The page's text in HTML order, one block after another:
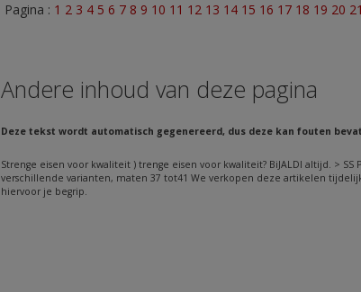
Pagina : 1 2 3 4 5 6 7 8 9 10 11 12 13 14 15 16 17 18 19 20 21
Andere inhoud van deze pagina
Deze tekst wordt automatisch gegenereerd, dus deze kan fouten
Strenge eisen voor kwaliteit ) trenge eisen voor kwaliteit? BiJALDI altijd. >
verschillende varianten, maten 37 tot41 We verkopen deze artikelen
hiervoor je begrip.